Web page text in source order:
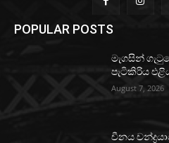
POPULAR POSTS
මැගසින්
පැටිකිරිය
August 7, 2026
චීනය